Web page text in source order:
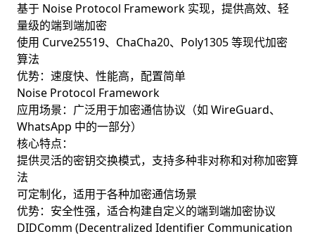
基于 Noise Protocol Framework 实现，提供高效、轻
量级的端到端加密
使用 Curve25519、ChaCha20、Poly1305 等现代加密
算法
优势：速度快、性能高，配置简单
Noise Protocol Framework
应用场景：广泛用于加密通信协议（如 WireGuard、
WhatsApp 中的一部分）
核心特点：
提供灵活的密钥交换模式，支持多种非对称和对称加密算
法
可定制化，适用于各种加密通信场景
优势：安全性强，适合构建自定义的端到端加密协议
DIDComm (Decentralized Identifier Communication